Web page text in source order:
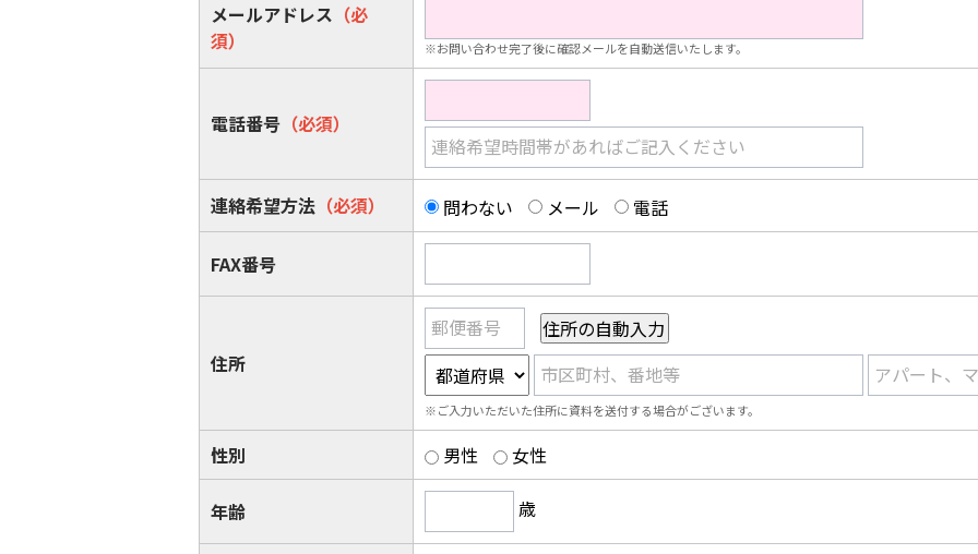
メールアドレス （必
須）
※お問い合わせ完了後に確認メールを自動送信いたします。
電話番号 （必須）
連絡希望時間帯があればご記入ください
連絡希望方法 （必須） 問わない メール 電話
FAX番号
住所
郵便番号
市区町村、番地等
アパート、
※ご入力いただいた住所に資料を送付する場合がございます。
性別 男性 女性
年齢 歳